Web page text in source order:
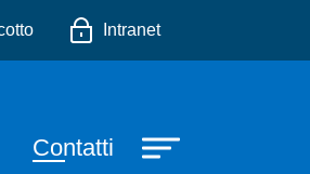
Intranet
Contatti